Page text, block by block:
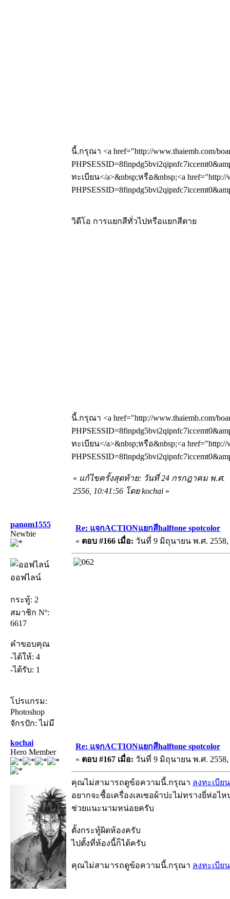
นี้.กรุณา <a href="http://www.thaiemb.com/
ทะเบียน</a>&nbsp;หรือ&nbsp;<a href="http://
วิดีโอ การแยกสีทั่วไปหรือแยกสีตาย
นี้.กรุณา <a href="http://www.thaiemb.com/
ทะเบียน</a>&nbsp;หรือ&nbsp;<a href="http://
« แก้ไขครั้งสุดท้าย: วันที่ 24 กรกฎาคม พ.ศ.
2556, 10:41:56 โดย kochai »
panom1555
Newbie
ออฟไลน์
กระทู้: 2
สมาชิก Nº:
6617
คำขอบคุณ
-ได้ให้: 4
-ได้รับ: 1
โปรแกรม:
Photoshop
จักรปัก: ไม่มี
Re: แจกACTIONแยกสีhalftone spotcolor
« ตอบ #166 เมื่อ: วันที่ 9 มิถุนายน พ.ศ. 2558,
kochai
Hero Member
Re: แจกACTIONแยกสีhalftone spotcolor
« ตอบ #167 เมื่อ: วันที่ 9 มิถุนายน พ.ศ. 2558,
คุณไม่สามารถดูข้อความนี้.กรุณา ลงทะเบียน
อยากจะซื้อเครื่องเลเซอผ้าปะไม่ทรางยี่ห่อ
ช่วยแนะนามหน่อยครับ
ตั้งกระทู้ผิดห้องครับ
ไปตั้งที่ห้องนี้ก็ได้ครับ
คุณไม่สามารถดูข้อความนี้.กรุณา ลงทะเบียน